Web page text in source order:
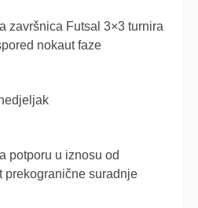
završnica Futsal 3×3 turnira
nokaut faze
potporu u iznosu od
prekogranične suradnje